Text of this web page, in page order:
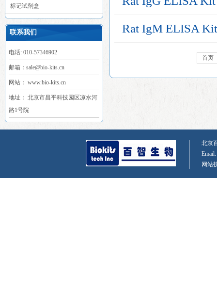
标记试剂盒
联系我们
电话: 010-57346902
邮箱：sale@bio-kits.cn
网站： www.bio-kits.cn
地址： 北京市昌平科技园区凉水河
路1号院
Rat IgM ELISA Kit
首页
北京
网站